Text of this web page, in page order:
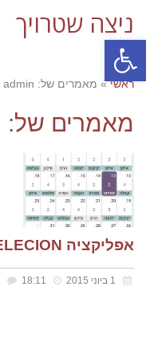
פתח סרגל נגישות
ניצה שטרויך
ראשי » מאמרים של: admin (עמוד 2)
מאמרים של: ADMIN
אפליקציה GOOD DAYS SELECION